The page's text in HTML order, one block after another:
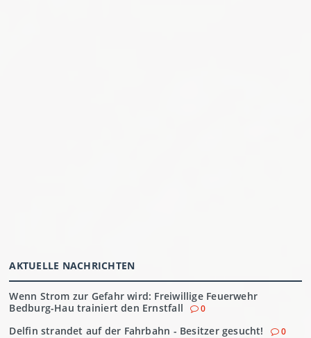
AKTUELLE NACHRICHTEN
Wenn Strom zur Gefahr wird: Freiwillige Feuerwehr
Bedburg-Hau trainiert den Ernstfall
0
Delfin strandet auf der Fahrbahn - Besitzer gesucht! 0